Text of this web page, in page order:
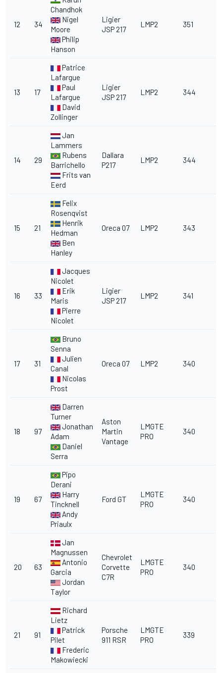
12 34
Chandhok
Nigel
Moore
Philip
Hanson
Ligier
JSP 217
LMP2 351
13 17
Patrice
Lafargue
Paul
Lafargue
David
Zollinger
Ligier
JSP 217
LMP2 344
14 29
Jan
Lammers
Rubens
Barrichello
Frits van
Eerd
Dallara
P217
LMP2 344
15 21
Felix
Rosenqvist
Henrik
Hedman
Ben
Hanley
Oreca 07 LMP2 343
16 33
Jacques
Nicolet
Erik
Maris
Pierre
Nicolet
Ligier
JSP 217
LMP2 341
17 31
Bruno
Senna
Julien
Canal
Nicolas
Prost
Oreca 07 LMP2 340
18 97
Darren
Turner
Jonathan
Adam
Daniel
Serra
Aston
Martin
Vantage
LMGTE
PRO
340
19 67
Pipo
Derani
Harry
Tincknell
Andy
Priaulx
Ford GT
LMGTE
PRO
340
20 63
Jan
Magnussen
Antonio
Garcia
Jordan
Taylor
Chevrolet
Corvette
C7R
LMGTE
PRO
340
21 91
Richard
Lietz
Patrick
Pilet
Frederic
Makowiecki
Porsche
911 RSR
LMGTE
PRO
339